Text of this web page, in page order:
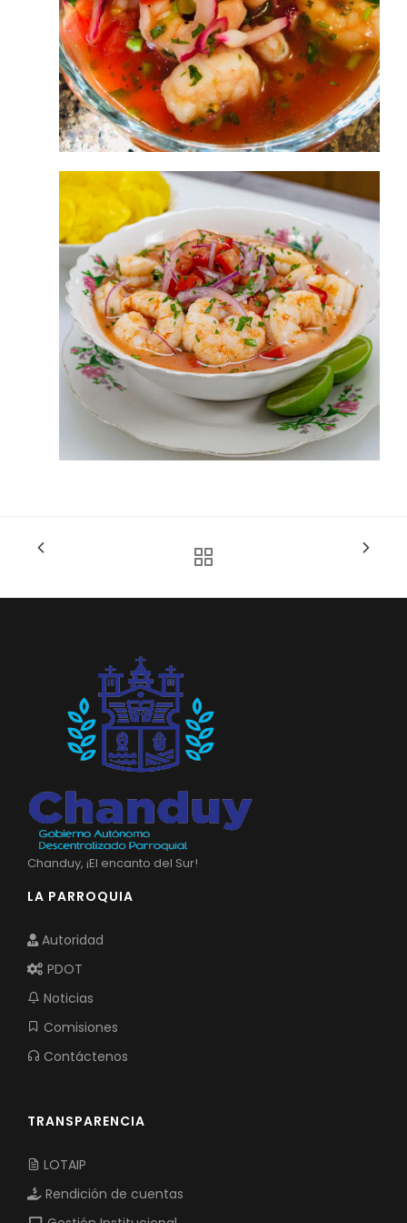
Chanduy, ¡El encanto del Sur!
LA PARROQUIA
Autoridad
PDOT
Noticias
Comisiones
Contáctenos
TRANSPARENCIA
LOTAIP
Rendición de cuentas